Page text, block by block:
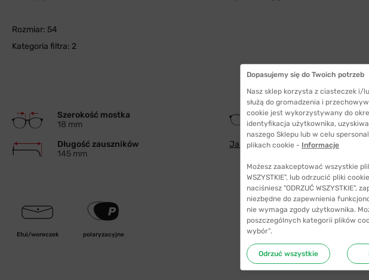
Rozmiar: 54
Kategoria filtra: 2
Szerokość mostka
18 mm
Szerokość szkła
54 mm
Długość zauszników
145 mm
Jak wybrać odpowiedni rozmiar
Etui/woreczek polaryzacyjne
Dopasujemy się do Twoich potrzeb
Nasz sklep korzysta z ciasteczek i/
służą do gromadzenia i
cookie jest wykorzystywany do
identyfikacja użytkownika,
naszego Sklepu lub w celu
plikach cookie - Informacje
Możesz zaakceptować wszystkie
WSZYSTKIE", lub odrzucić pliki
naciśniesz "ODRZUĆ WSZYSTKIE",
niezbędne do zapewnienia
nie wymaga zgody użytkownika.
poszczególnych kategorii plików
wybór”.
Odrzuć wszystkie